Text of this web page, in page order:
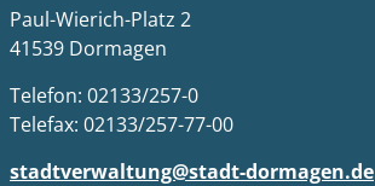
Paul-Wierich-Platz 2
41539 Dormagen
Telefon: 02133/257-0
Telefax: 02133/257-77-00
stadtverwaltung@stadt-dormagen.de